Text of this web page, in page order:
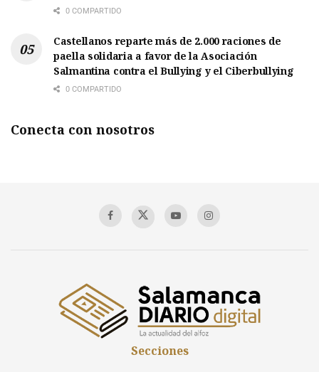
0 COMPARTIDO
Castellanos reparte más de 2.000 raciones de
paella solidaria a favor de la Asociación
Salmantina contra el Bullying y el Ciberbullying
0 COMPARTIDO
Conecta con nosotros
Secciones